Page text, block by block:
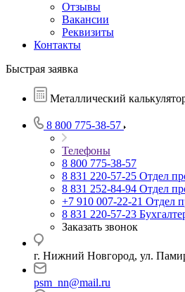
Отзывы
Вакансии
Реквизиты
Контакты
Быстрая заявка
Металлический
8 800 775-38-57
Телефоны
8 800 775-38-57
8 831 220-57-25 Отдел
8 831 252-84-94 Отдел
+7 910 007-22-21 Отдел
8 831 220-57-23
Заказать звонок
г. Нижний Новгород, ул.
psm_nn@mail.ru